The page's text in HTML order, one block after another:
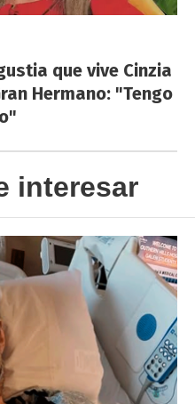
que vive Cinzia
Hermano: "Tengo
interesar